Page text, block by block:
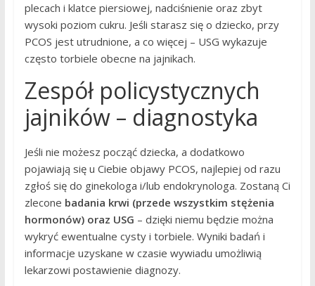
plecach i klatce piersiowej, nadciśnienie oraz zbyt
wysoki poziom cukru. Jeśli starasz się o dziecko, przy
PCOS jest utrudnione, a co więcej – USG wykazuje
często torbiele obecne na jajnikach.
Zespół policystycznych
jajników – diagnostyka
Jeśli nie możesz począć dziecka, a dodatkowo
pojawiają się u Ciebie objawy PCOS, najlepiej od razu
zgłoś się do ginekologa i/lub endokrynologa. Zostaną Ci
zlecone badania krwi (przede wszystkim stężenia
hormonów) oraz USG – dzięki niemu będzie można
wykryć ewentualne cysty i torbiele. Wyniki badań i
informacje uzyskane w czasie wywiadu umożliwią
lekarzowi postawienie diagnozy.